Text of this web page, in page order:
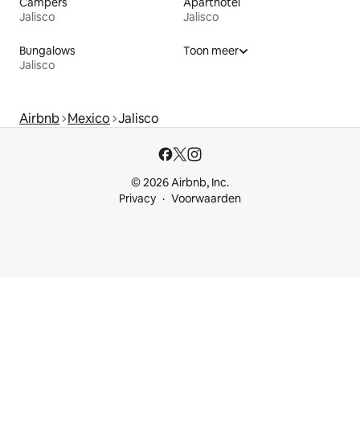
Jalisco
Jalisco
Bungalows
Jalisco
Toon meer
Airbnb Mexico Jalisco
© 2026 Airbnb, Inc.
Privacy
Voorwaarden